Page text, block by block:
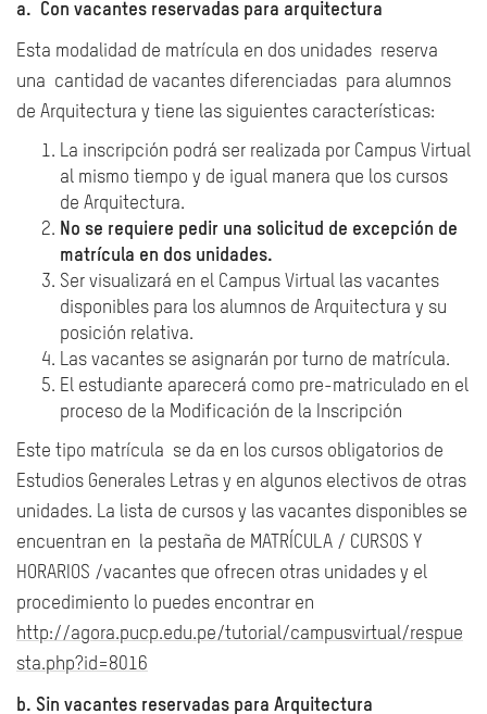
a. Con vacantes reservadas para arquitectura
Esta modalidad de matrícula en dos unidades reserva
una cantidad de vacantes diferenciadas para alumnos
de Arquitectura y tiene las siguientes características:
La inscripción podrá ser realizada por Campus Virtual
al mismo tiempo y de igual manera que los cursos
de Arquitectura.
No se requiere pedir una solicitud de excepción de
matrícula en dos unidades.
Ser visualizará en el Campus Virtual las vacantes
disponibles para los alumnos de Arquitectura y su
posición relativa.
Las vacantes se asignarán por turno de matrícula.
El estudiante aparecerá como pre-matriculado en el
proceso de la Modificación de la Inscripción
Este tipo matrícula se da en los cursos obligatorios de
Estudios Generales Letras y en algunos electivos de otras
unidades. La lista de cursos y las vacantes disponibles se
encuentran en la pestaña de MATRÍCULA / CURSOS Y
HORARIOS /vacantes que ofrecen otras unidades y el
procedimiento lo puedes encontrar en
http://agora.pucp.edu.pe/tutorial/campusvirtual/respue
sta.php?id=8016
b. Sin vacantes reservadas para Arquitectura